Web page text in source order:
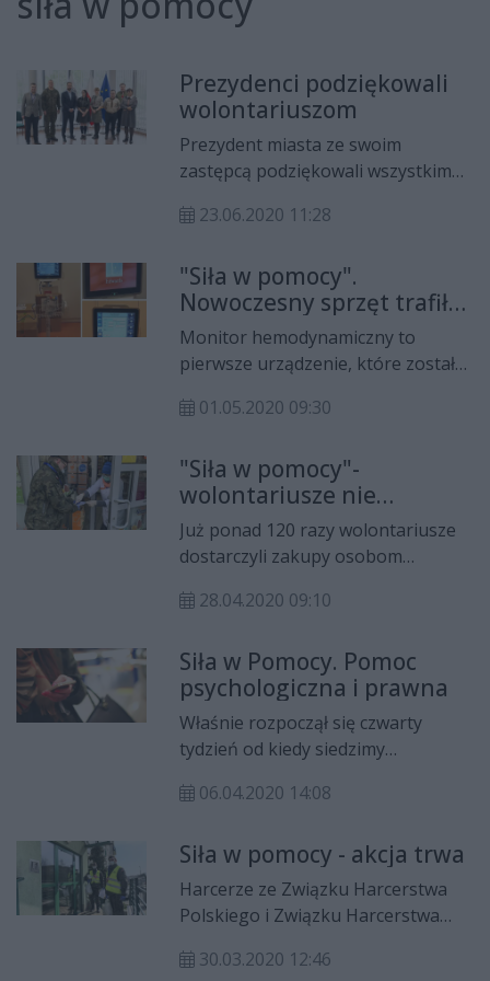
Prezydenci podziękowali
wolontariuszom
Prezydent miasta ze swoim
zastępcą podziękowali wszystkim
zaangażowali się w akcję miejską
23.06.2020 11:28
"Siła w pomocy".
Nowoczesny sprzęt trafił
do radomskiego szpitala
Monitor hemodynamiczny to
pierwsze urządzenie, które zostało
Specjalistycznego w ramach akcji
specjalny rachunek utworzony w
związku z epidemią wpłynęło ponad
163 tys. zł.
01.05.2020 09:30
"Siła w pomocy"-
wolontariusze nie
zwalniają tempa
Już ponad 120 razy wolontariusze
dostarczyli zakupy osobom
elementów zainicjowanej przez
obejmuje szereg działań, w tym
także bezpłatne porady prawne i
psychologiczne czy zbiórkę
pieniędzy dla szpitala i pogotowia.
28.04.2020 09:10
Siła w Pomocy. Pomoc
psychologiczna i prawna
Właśnie rozpoczął się czwarty
tydzień od kiedy siedzimy
także natłok informacji o wzroście
sytuacji, co do przyszłości budzi w
wielu lęk i stres. A przecież z nim
też musimy sobie jakoś radzić?
06.04.2020 14:08
Siła w pomocy - akcja trwa
Harcerze ze Związku Harcerstwa
Polskiego i Związku Harcerstwa
Wojsk Obrony Terytorialnej ruszyli
30.03.2020 12:46